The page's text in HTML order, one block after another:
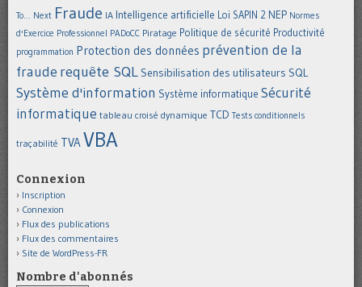
To... Next Fraude IA Intelligence artificielle Loi SAPIN 2 NEP Normes
d'Exercice Professionnel PADoCC Piratage Politique de sécurité Productivité
programmation Protection des données prévention de la
fraude requête SQL Sensibilisation des utilisateurs SQL
Système d'information Système informatique Sécurité
informatique tableau croisé dynamique TCD Tests conditionnels
traçabilité TVAVBA
Connexion
Inscription
Connexion
Flux des publications
Flux des commentaires
Site de WordPress-FR
Nombre d'abonnés